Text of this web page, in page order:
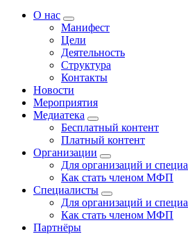
О нас
Манифест
Цели
Деятельность
Структура
Контакты
Новости
Мероприятия
Медиатека
Бесплатный контент
Платный контент
Организации
Для организаций и
Как стать членом МФП
Специалисты
Для организаций и
Как стать членом МФП
Партнёры